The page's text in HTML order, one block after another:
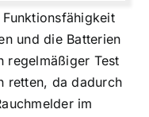
und die Batterien
regelmäßiger Test
retten, da dadurch
im